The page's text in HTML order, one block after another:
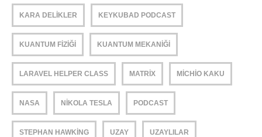
KARA DELIKLER KEYKUBAD PODCAST
KUANTUM FIZIĞI KUANTUM MEKANIĞI
LARAVEL HELPER CLASS MATRIX MICHIO KAKU
NASA NIKOLA TESLA PODCAST
STEPHAN HAWKING UZAY UZAYLILAR